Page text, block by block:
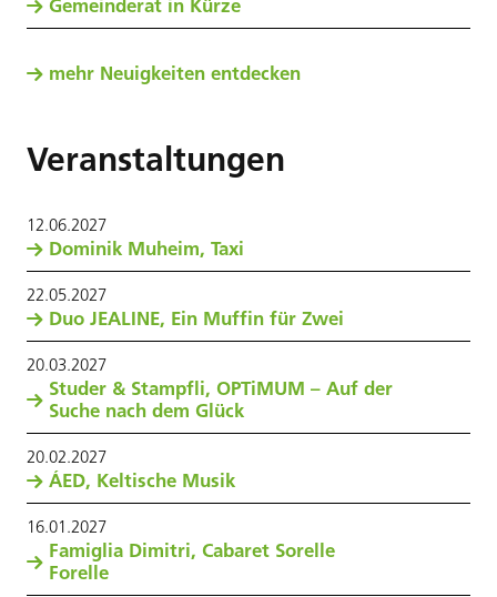
Gemeinderat in Kürze
mehr Neuigkeiten entdecken
Veranstaltungen
12.06.2027
Dominik Muheim, Taxi
22.05.2027
Duo JEALINE, Ein Muffin für Zwei
20.03.2027
Studer & Stampfli, OPTiMUM – Auf der
Suche nach dem Glück
20.02.2027
ÁED, Keltische Musik
16.01.2027
Famiglia Dimitri, Cabaret Sorelle
Forelle